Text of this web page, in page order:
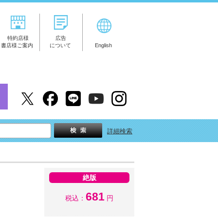
特約店様
書店様ご案内
広告
について
English
詳細検索
絶版
税込： 681 円